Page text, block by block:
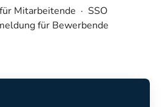
Mitarbeitende · SSO
für Bewerbende